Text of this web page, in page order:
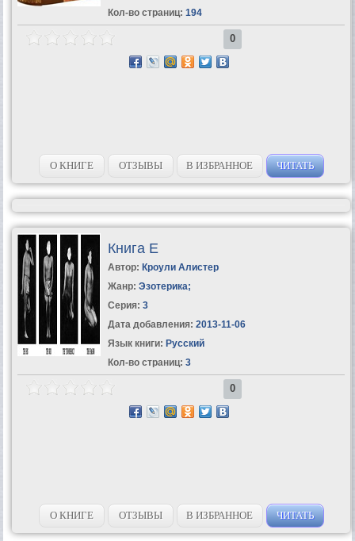
Кол-во страниц: 194
0
О КНИГЕ ОТЗЫВЫ В ИЗБРАННОЕ ЧИТАТЬ
Книга Е
Автор: Кроули Алистер
Жанр: Эзотерика;
Серия: 3
Дата добавления: 2013-11-06
Язык книги: Русский
Кол-во страниц: 3
0
О КНИГЕ ОТЗЫВЫ В ИЗБРАННОЕ ЧИТАТЬ